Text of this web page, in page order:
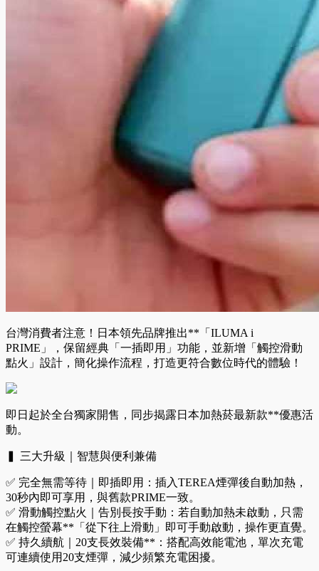
台灣消費者注意！日本領先品牌推出**「ILUMA i
PRIME」，保留經典「一插即用」功能，並新增「觸控滑動
點火」設計，簡化操作流程，打造更符合數位時代的體驗！
即日起於全台獨家開售，同步揭露日本加熱菸最新款**優惠活
動。
▍ 三大升級｜智慧與便利兼備​
✅ ​完全無需等待｜即插即用：插入TEREA煙彈後自動加熱，
30秒內即可享用，與舊款PRIME一致。
✅ ​滑動觸控點火｜告別長按手動：若自動加熱未啟動，只需
在觸控螢幕**「從下往上滑動」即可手動啟動，操作更直覺。
✅ ​持久續航｜20支長效裝備**：搭配高效能電池，單次充電
可連續使用20支煙彈，減少頻繁充電困擾。